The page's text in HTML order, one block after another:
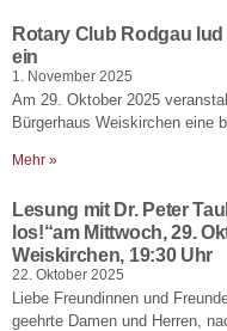
Rotary Club Rodgau
ein
1. November 2025
Am 29. Oktober 2025
Bürgerhaus Weiskirchen eine
Mehr »
Lesung mit Dr. Peter
los!“am Mittwoch, 29.
Weiskirchen, 19:30 Uhr
22. Oktober 2025
Liebe Freundinnen und
geehrte Damen und Herren,